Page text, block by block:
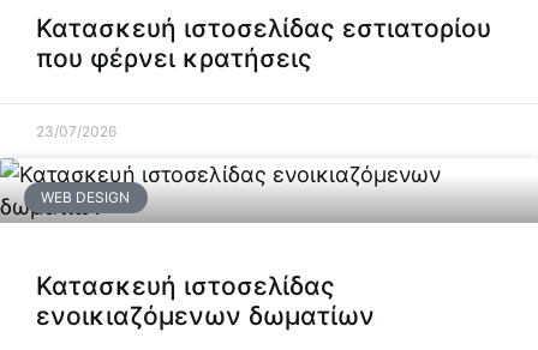
Κατασκευή ιστοσελίδας εστιατορίου
που φέρνει κρατήσεις
23/07/2026
WEB DESIGN
Κατασκευή ιστοσελίδας
ενοικιαζόμενων δωματίων